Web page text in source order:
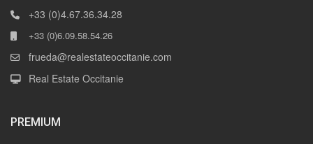
+33 (0)4.67.36.34.28
+33 (0)6.09.58.54.26
frueda@realestateoccitanie.com
Real Estate Occitanie
PREMIUM